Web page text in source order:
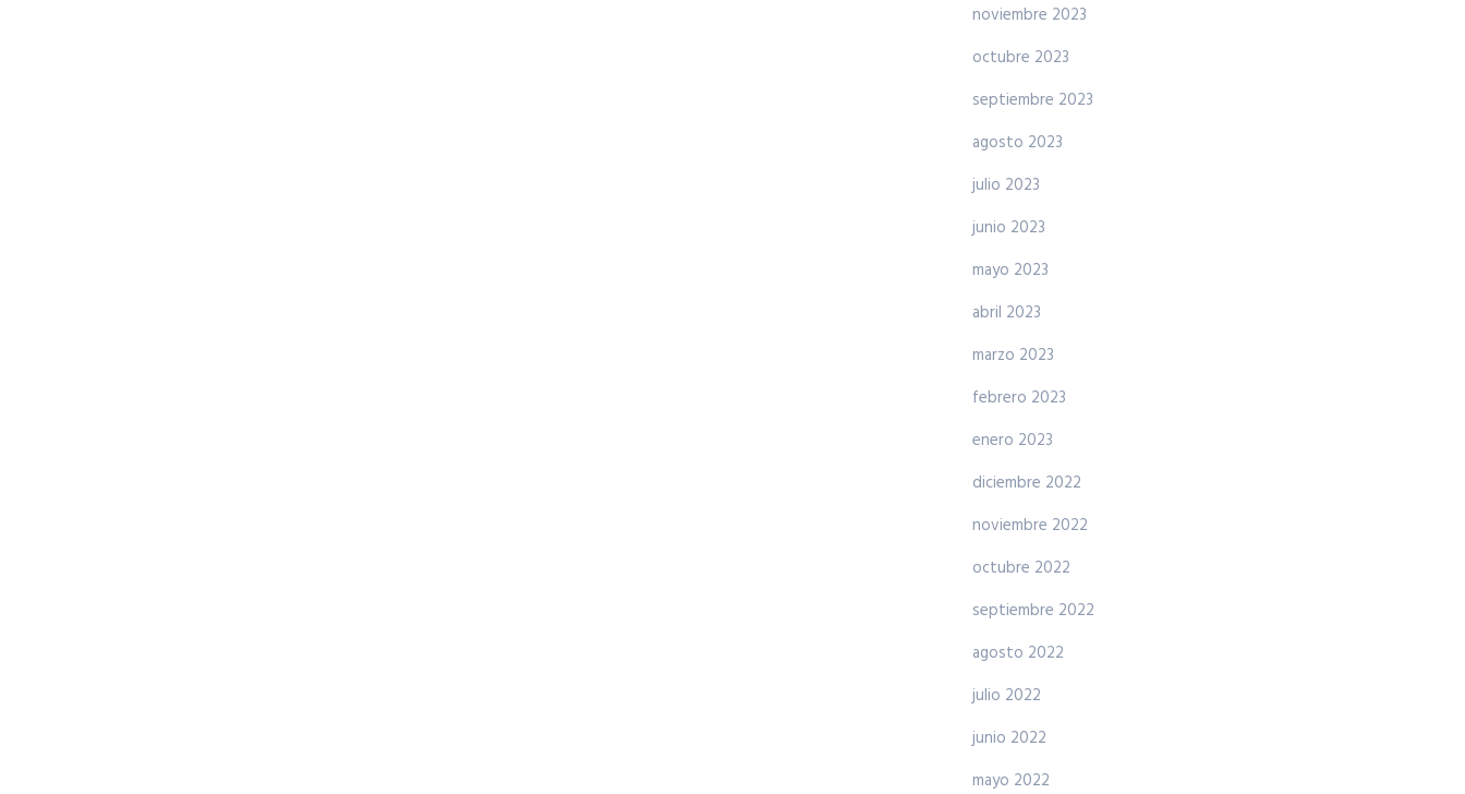
noviembre 2023
octubre 2023
septiembre 2023
agosto 2023
julio 2023
junio 2023
mayo 2023
abril 2023
marzo 2023
febrero 2023
enero 2023
diciembre 2022
noviembre 2022
octubre 2022
septiembre 2022
agosto 2022
julio 2022
junio 2022
mayo 2022